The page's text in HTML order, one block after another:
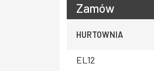
Zamów
HURTOWNIA
EL12